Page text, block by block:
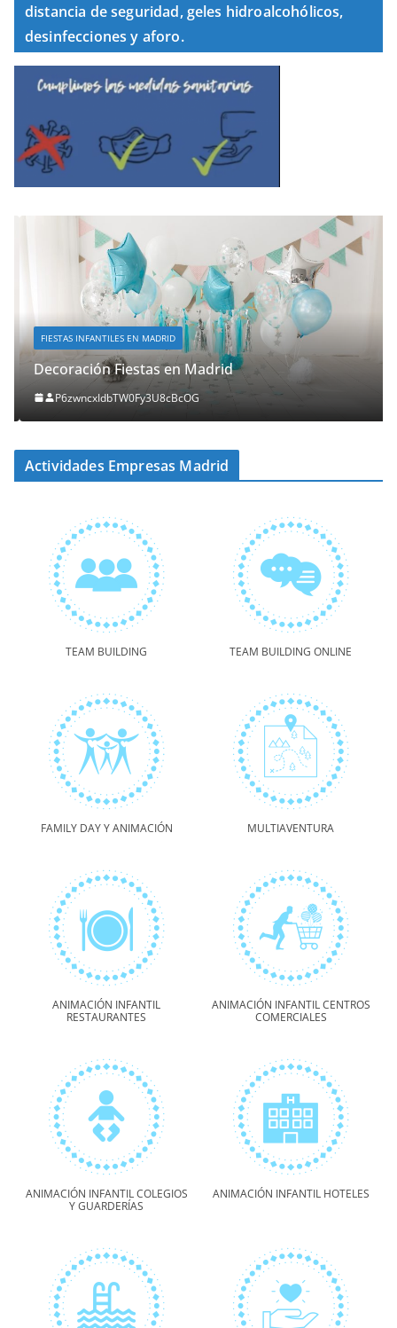
distancia de seguridad, geles hidroalcohólicos,
desinfecciones y aforo.
FIESTAS INFANTILES EN MADRID
Decoración Fiestas en Madrid
P6zwncxIdbTW0Fy3U8cBcOG
Actividades Empresas Madrid
TEAM BUILDING TEAM BUILDING ONLINE
FAMILY DAY Y ANIMACIÓN MULTIAVENTURA
ANIMACIÓN INFANTIL
RESTAURANTES
ANIMACIÓN INFANTIL CENTROS
COMERCIALES
ANIMACIÓN INFANTIL COLEGIOS
Y GUARDERÍAS
ANIMACIÓN INFANTIL HOTELES